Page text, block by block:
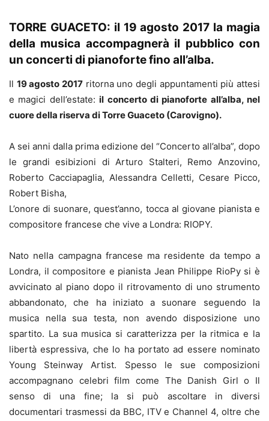
TORRE GUACETO: il 19 agosto 2017 la magia
della musica accompagnerà il pubblico con
un concerti di pianoforte fino all’alba.
Il 19 agosto 2017 ritorna uno degli appuntamenti più attesi
e magici dell’estate:il concerto di pianoforte all’alba, nel
cuore della riserva di Torre Guaceto (Carovigno).
A sei anni dalla prima edizione del “Concerto all’alba”, dopo
le grandi esibizioni di Arturo Stalteri, Remo Anzovino,
Roberto Cacciapaglia, Alessandra Celletti, Cesare Picco,
Robert Bisha,
L’onore di suonare, quest’anno, tocca al giovane pianista e
compositore francese che vive a Londra: RIOPY.
Nato nella campagna francese ma residente da tempo a
Londra, il compositore e pianista Jean Philippe RioPy si è
avvicinato al piano dopo il ritrovamento di uno strumento
abbandonato, che ha iniziato a suonare seguendo la
musica nella sua testa, non avendo disposizione uno
spartito. La sua musica si caratterizza per la ritmica e la
libertà espressiva, che lo ha portato ad essere nominato
Young Steinway Artist. Spesso le sue composizioni
accompagnano celebri film come The Danish Girl o Il
senso di una fine; la si può ascoltare in diversi
documentari trasmessi da BBC, ITV e Channel 4, oltre che